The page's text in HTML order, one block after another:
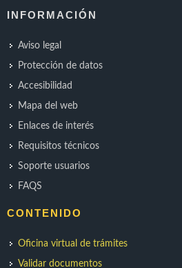
INFORMACIÓN
Aviso legal
Protección de datos
Accesibilidad
Mapa del web
Enlaces de interés
Requisitos técnicos
Soporte usuarios
FAQS
CONTENIDO
Oficina virtual de trámites
Validar documentos